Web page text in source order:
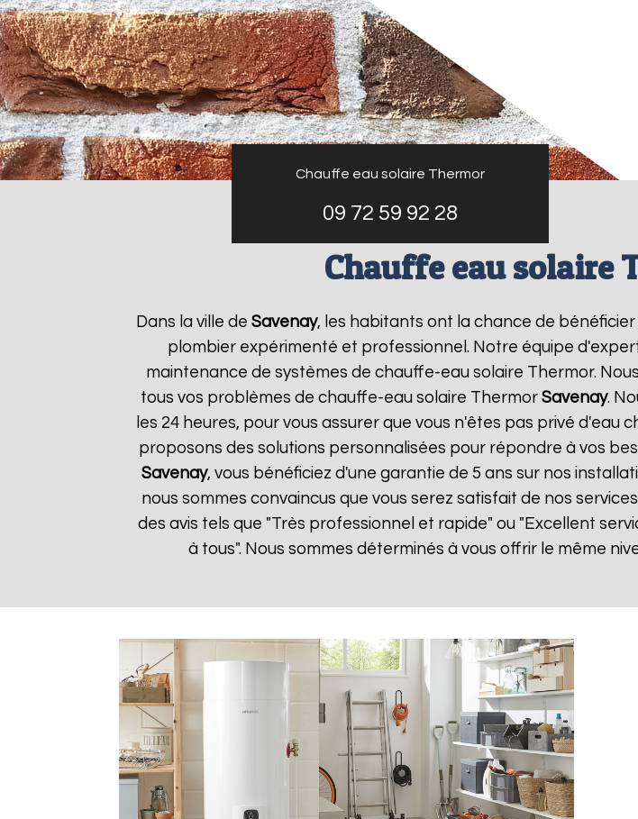
Chauffe eau solaire Thermor
09 72 59 92 28
Chauffe eau solaire
Dans la ville de Savenay, les habitants ont la chance de bénéficier
plombier expérimenté et professionnel. Notre équipe
maintenance de systèmes de chauffe-eau solaire Thermor.
tous vos problèmes de chauffe-eau solaire Thermor Savenay.
les 24 heures, pour vous assurer que vous n'êtes pas privé
proposons des solutions personnalisées pour répondre à vos
Savenay, vous bénéficiez d'une garantie de 5 ans sur nos
nous sommes convaincus que vous serez satisfait de nos
des avis tels que "Très professionnel et rapide" ou "Excellent
à tous". Nous sommes déterminés à vous offrir le même